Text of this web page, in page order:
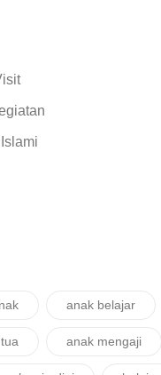
anak belajar
anak mengaji